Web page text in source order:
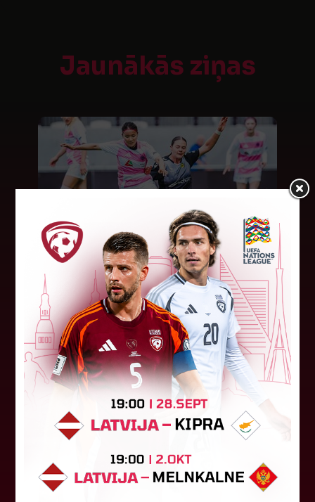
Jaunākās ziņas
"Riga FC Women" beidz
vēsturisko eirokausu sezonu
Latvijas klubs "Riga FC Women" sestdien UEFA
Čempionu līgas kvalifikācijas otrajā kārtā ar 1:4
piekāpās Lietuvas "Gintra". Ar šo spēli Latvijas
klubam beidzās eirokausu...
08. augusts 2026.